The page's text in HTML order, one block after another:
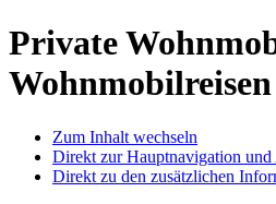
Private
Wohnmobilreisen
Zum Inhalt wechseln
Direkt zur Hauptnavigation
Direkt zu den zusätzlichen